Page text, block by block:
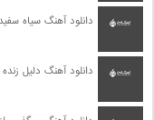
دانلود آهنگ سیاه
دانلود آهنگ دلیل زنده